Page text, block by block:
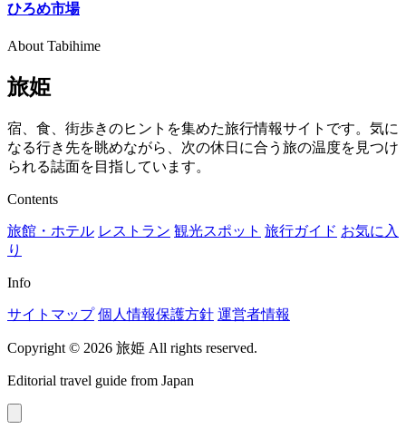
ひろめ市場
About Tabihime
旅姫
宿、食、街歩きのヒントを集めた旅行情報サイトです。気に
なる行き先を眺めながら、次の休日に合う旅の温度を見つけ
られる誌面を目指しています。
Contents
旅館・ホテル レストラン 観光スポット 旅行ガイド お気に入
り
Info
サイトマップ 個人情報保護方針 運営者情報
Copyright © 2026 旅姫 All rights reserved.
Editorial travel guide from Japan